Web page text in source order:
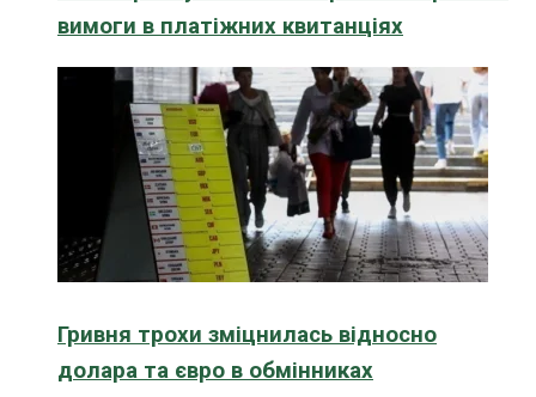
вимоги в платіжних квитанціях
Гривня трохи зміцнилась відносно
долара та євро в обмінниках